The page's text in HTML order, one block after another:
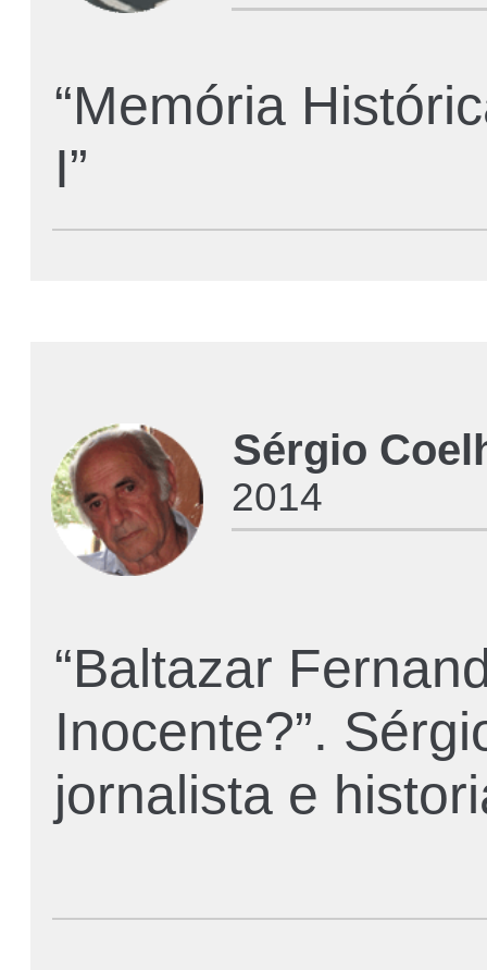
“Memória
I”
Sérgio
2014
“Baltazar
Inocente?”.
jornalista e